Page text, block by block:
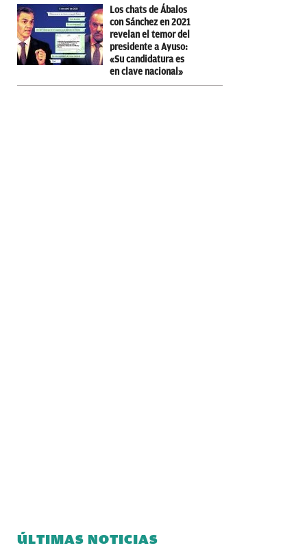
Los chats de Ábalos
con Sánchez en 2021
revelan el temor del
presidente a Ayuso:
«Su candidatura es
en clave nacional»
ÚLTIMAS NOTICIAS